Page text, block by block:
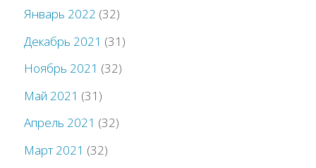
Январь 2022 (32)
Декабрь 2021 (31)
Ноябрь 2021 (32)
Май 2021 (31)
Апрель 2021 (32)
Март 2021 (32)